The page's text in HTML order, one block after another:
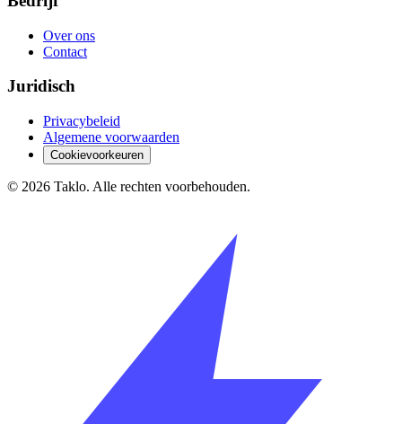
Over ons
Contact
Juridisch
Privacybeleid
Algemene voorwaarden
Cookievoorkeuren
© 2026 Taklo. Alle rechten voorbehouden.